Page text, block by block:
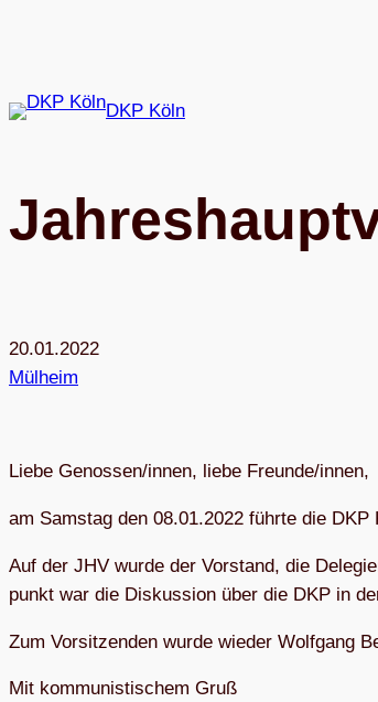
DKP Köln
20.01.2022
Mülheim
Liebe Genossen/innen, liebe Freunde/innen,
am Sams­tag den 08.01.2022 führte die
Auf der JHV wurde der Vor­stand, die
punkt war die Dis­kus­sion über die DKP in
Zum Vor­sit­zen­den wurde wie­der Wolf­gang
Mit kom­mu­nis­ti­schem Gruß